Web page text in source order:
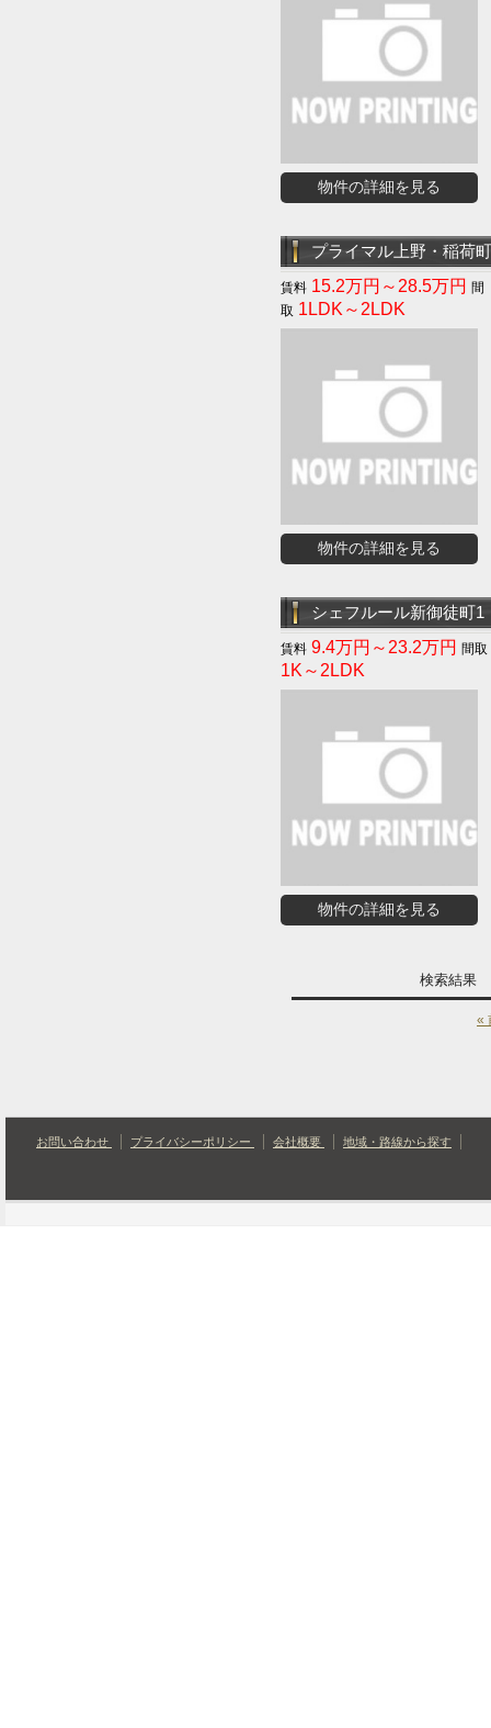
物件の詳細を見る
プライマル上野・稲荷町
15.2万円～28.5万円
1LDK～2LDK
物件の詳細を見る
シェフルール新御徒町1
9.4万円～23.2万円
1K～2LDK
物件の詳細を見る
検索結
«
お問い合わせ プライバシーポリシー 会社概要 地域・路線から探す